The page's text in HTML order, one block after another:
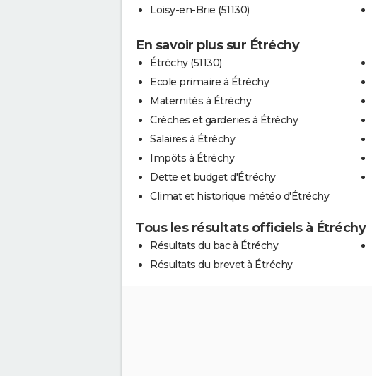
Loisy-en-Brie (51130)
En savoir plus sur Étréchy
Étréchy (51130)
Ecole primaire à Étréchy
Maternités à Étréchy
Crèches et garderies à Étréchy
Salaires à Étréchy
Impôts à Étréchy
Dette et budget d'Étréchy
Climat et historique météo d'Étréchy
Tous les résultats officiels à Étréchy
Résultats du bac à Étréchy
Résultats du brevet à Étréchy